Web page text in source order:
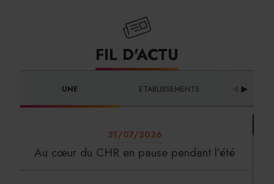
FIL D'ACTU
UNE ETABLISSEMENTS
31/07/2026
Au cœur du CHR en pause pendant l’été